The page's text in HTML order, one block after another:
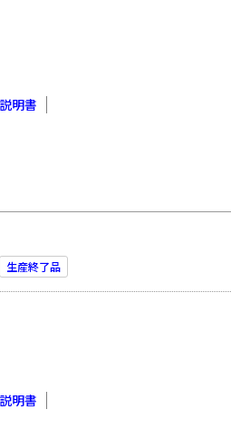
明書
生産終了品
明書